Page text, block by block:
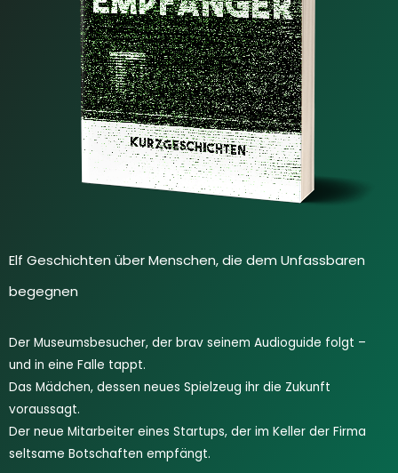
Elf Geschichten über Menschen, die dem Unfassbaren
begegnen
Der Museumsbesucher, der brav seinem Audioguide folgt –
und in eine Falle tappt.
Das Mädchen, dessen neues Spielzeug ihr die Zukunft
voraussagt.
Der neue Mitarbeiter eines Startups, der im Keller der Firma
seltsame Botschaften empfängt.